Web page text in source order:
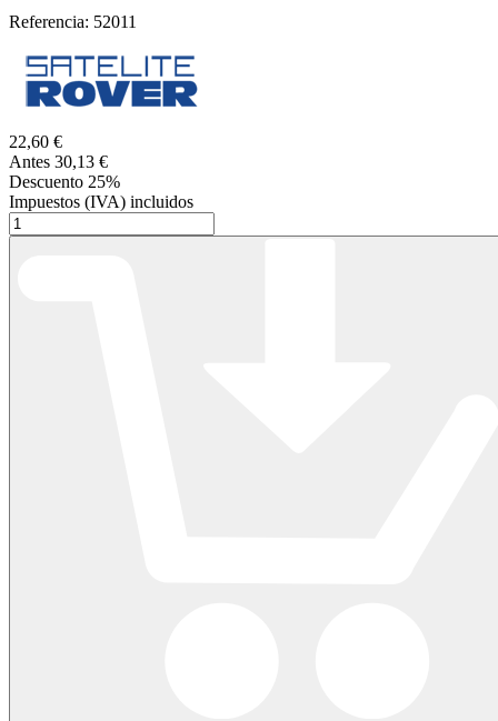
Referencia: 52011
22,60 €
Antes 30,13 €
Descuento 25%
Impuestos (IVA) incluidos